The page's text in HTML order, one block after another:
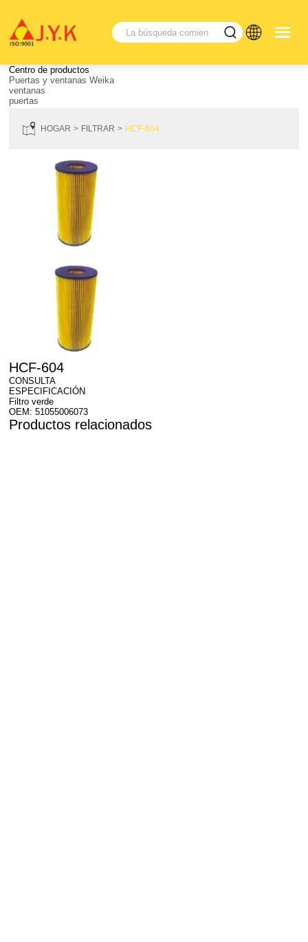
Centro de productos
Puertas y ventanas Weika
ventanas
puertas
HOGAR FILTRAR HCF-604
HCF-604
CONSULTA
ESPECIFICACIÓN
Filtro verde
OEM: 51055006073
Productos relacionados